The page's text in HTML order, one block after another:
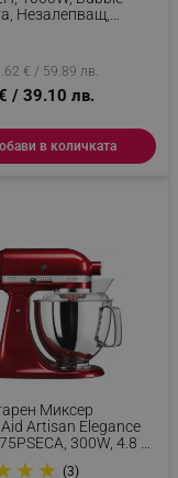
Незалепващ,
€ / 59.89 лв.
/ 39.10 лв.
в количката
Миксер
Artisan Elegance
300W, 4.8 Л,
10 Скорости,
★ ★ (3)
.alleop.bg
.alleop.bg
.alleop.bg
.alleop.bg
.alleop.bg